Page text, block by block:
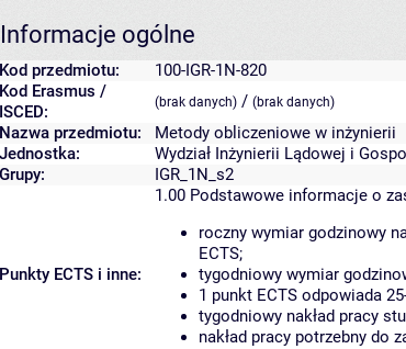
Informacje ogólne
Kod przedmiotu:
100-IGR-1N-820
Kod Erasmus /
ISCED:
(brak danych) / (brak danych)
Nazwa przedmiotu:
Metody obliczeniowe w inżynierii
Jednostka:
Wydział Inżynierii Lądowej i
Grupy:
IGR_1N_s2
Punkty ECTS i inne:
1.00 Podstawowe informacje o
roczny wymiar godzinowy
ECTS;
tygodniowy wymiar
1 punkt ECTS odpowiada
tygodniowy nakład pracy
nakład pracy potrzebny do